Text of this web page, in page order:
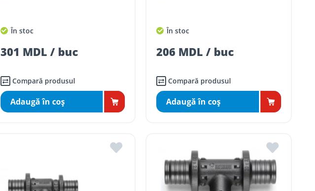
În stoc
301 MDL / buc
Compară produsul
Adaugă în coş
În stoc
206 MDL / buc
Compară produsul
Adaugă în coş